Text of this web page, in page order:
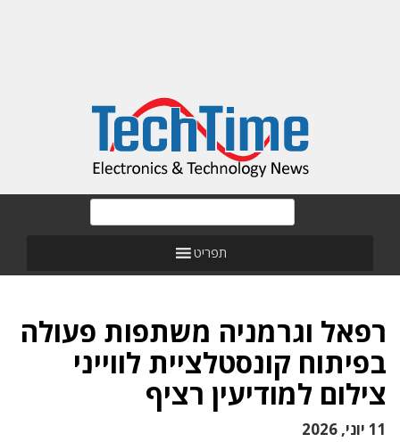
תפריט
רפאל וגרמניה משתפות פעולה
בפיתוח קונסטלציית לווייני
צילום למודיעין רציף
11 יוני, 2026